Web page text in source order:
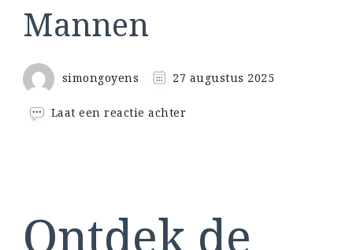
Mannen
simongoyens 27 augustus 2025
Laat een reactie achter
voor
Mannen
Ontdek de